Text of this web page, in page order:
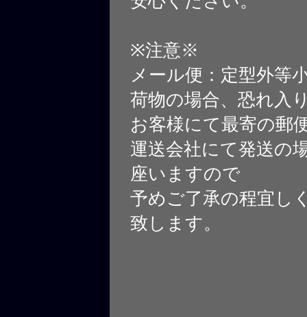
※注意※
メール便：定型外等
荷物の場合、恐れ入
お客様にて最寄の郵
運送会社にて発送の
座いますので
予めご了承の程宜し
致します。